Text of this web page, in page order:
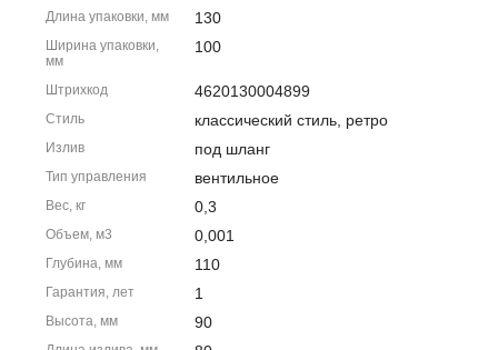
Длина упаковки, мм 130
Ширина упаковки,
мм
100
Штрихкод 4620130004899
Стиль классический стиль, ретро
Излив под шланг
Тип управления вентильное
Вес, кг 0,3
Объем, м3 0,001
Глубина, мм 110
Гарантия, лет 1
Высота, мм 90